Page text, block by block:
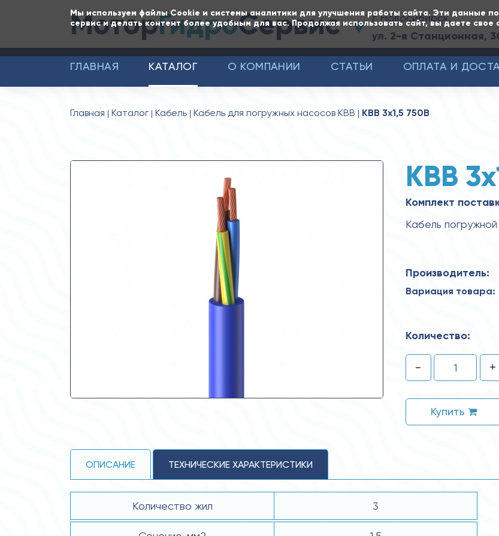
Мы используем файлы Cookie и системы аналитики для улучшения работы сайта. Эти данные
сервис и делать контент более удобным для вас. Продолжая использовать сайт, вы даете
МоторГидроСервис г. Новосибирск,
ул. 2-я Станционная,
ГЛАВНАЯ КАТАЛОГ О КОМПАНИИ СТАТЬИ ОПЛАТА И
Главная Каталог Кабель Кабель для погружных насосов КВВ КВВ 3x1,5 750В
КВВ
Комплект
Кабель
Производитель:
Вариация товара:
Количество:
- +
Купить
ОПИСАНИЕ ТЕХНИЧЕСКИЕ ХАРАКТЕРИСТИКИ
Количество жил 3